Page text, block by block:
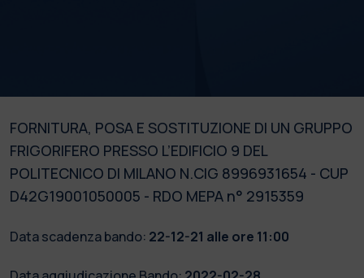
FORNITURA, POSA E SOSTITUZIONE DI UN GRUPPO
FRIGORIFERO PRESSO L’EDIFICIO 9 DEL
POLITECNICO DI MILANO N.CIG 8996931654 - CUP
D42G19001050005 - RDO MEPA n° 2915359
Data scadenza bando: 22-12-21 alle ore 11:00